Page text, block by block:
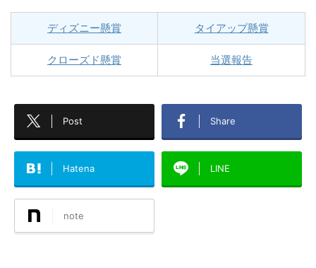
ディズニー懸賞 タイアップ懸賞
クローズド懸賞 当選報告
Post Share
Hatena LINE
note